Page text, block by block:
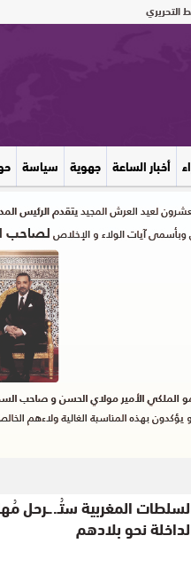
التحريري
أخبار الساعة جهوية سياسة
المغربية ستُـ..ـرحل
نحو بلادهم